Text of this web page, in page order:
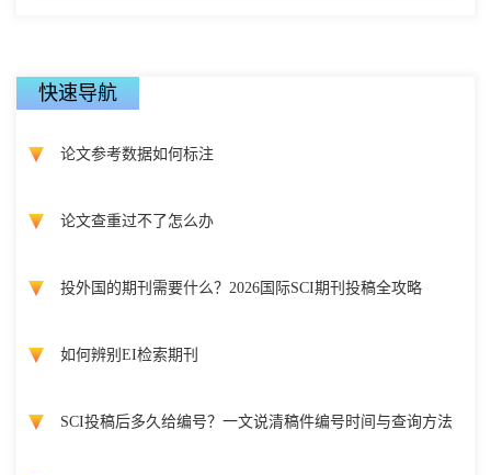
快速导航
论文参考数据如何标注
论文查重过不了怎么办
投外国的期刊需要什么？2026国际SCI期刊投稿全攻略
如何辨别EI检索期刊
SCI投稿后多久给编号？一文说清稿件编号时间与查询方法